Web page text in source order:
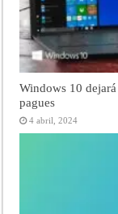
Windows 10
pagues
4 abril, 2024